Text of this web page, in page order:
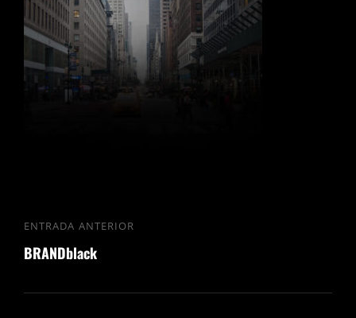
Navegación
de
Entrada
anterior
ENTRADA ANTERIOR
BRANDblack